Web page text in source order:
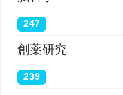
247
創薬研究
239